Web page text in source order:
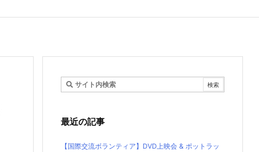
最近の記事
【国際交流ボランティア】DVD上映会 & ポットラッ